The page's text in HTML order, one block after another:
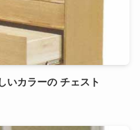
いカラーの チェスト